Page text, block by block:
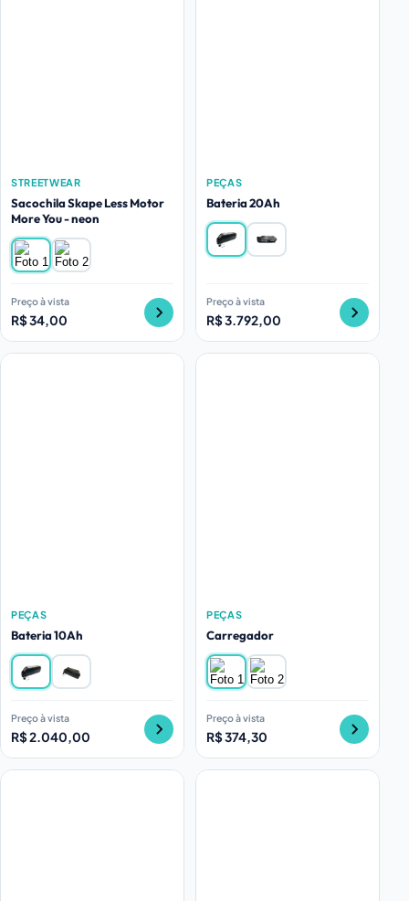
STREETWEAR
Sacochila Skape Less Motor
More You - neon
Preço à vista
R$ 34,00
PEÇAS
Bateria 20Ah
Preço à vista
R$ 3.792,00
PEÇAS
Bateria 10Ah
Preço à vista
R$ 2.040,00
PEÇAS
Carregador
Preço à vista
R$ 374,30